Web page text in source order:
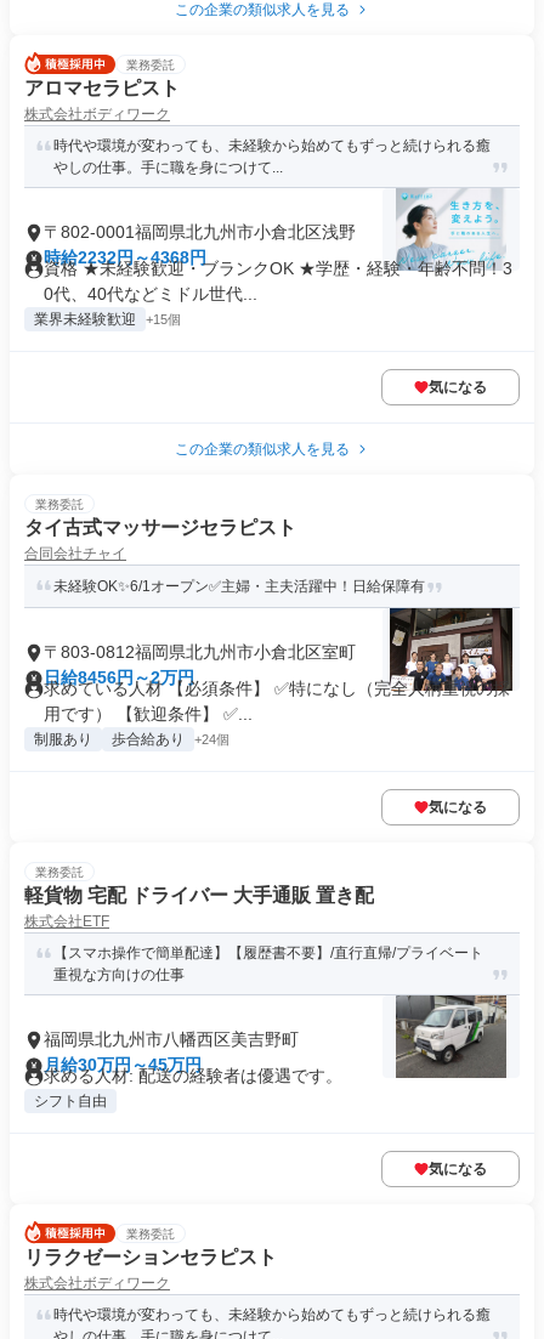
この企業の類似求人を見る
業務委託
アロマセラピスト
株式会社ボディワーク
時代や環境が変わっても、未経験から始めてもずっと続けられる癒
やしの仕事。手に職を身につけて...
〒802-0001福岡県北九州市小倉北区浅野
時給2232円～4368円
資格 ★未経験歓迎・ブランクOK ★学歴・経験・年齢不問！3
0代、40代などミドル世代...
業界未経験歓迎 +15個
気になる
この企業の類似求人を見る
業務委託
タイ古式マッサージセラピスト
合同会社チャイ
未経験OK✨6/1オープン✅主婦・主夫活躍中！日給保障有
〒803-0812福岡県北九州市小倉北区室町
日給8456円～2万円
求めている人材 【必須条件】 ✅特になし（完全人柄重視の採
用です） 【歓迎条件】 ✅...
制服あり 歩合給あり +24個
気になる
業務委託
軽貨物 宅配 ドライバー 大手通販 置き配
株式会社ETF
【スマホ操作で簡単配達】【履歴書不要】/直行直帰/プライベート
重視な方向けの仕事
福岡県北九州市八幡西区美吉野町
月給30万円～45万円
求める人材: 配送の経験者は優遇です。
シフト自由
気になる
業務委託
リラクゼーションセラピスト
株式会社ボディワーク
時代や環境が変わっても、未経験から始めてもずっと続けられる癒